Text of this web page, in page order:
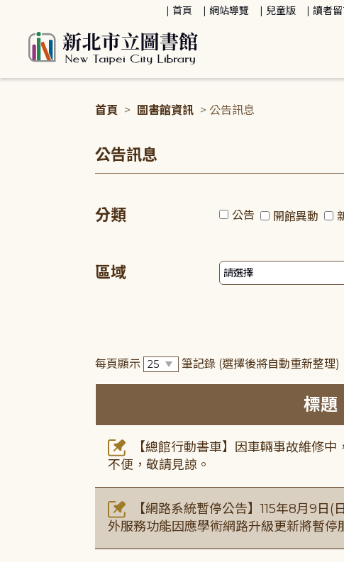
首頁 網站導覽 兒童版 讀者
首頁 > 圖書館資訊 > 公告訊息
公告訊息
分類 公告 開館異動
區域
每頁顯示 筆記錄 (選擇後將自動重新整理)
標題
【總館行動書車】因車輛事故維修
不便，敬請見諒。
【網路系統暫停公告】115年8月9日(
外服務功能因應學術網路升級更新將暫停